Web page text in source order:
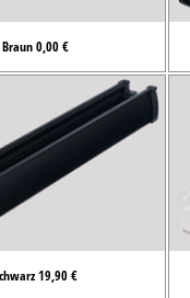
Braun 0,00 €
19,90 €